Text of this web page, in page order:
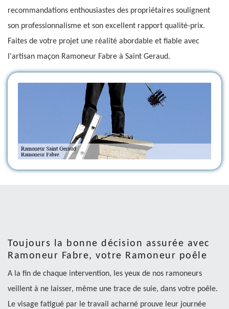
recommandations enthousiastes des propriétaires soulignent
son professionnalisme et son excellent rapport qualité-prix.
Faites de votre projet une réalité abordable et fiable avec
l'artisan maçon Ramoneur Fabre à Saint Geraud.
Toujours la bonne décision assurée avec
Ramoneur Fabre, votre Ramoneur poêle
A la fin de chaque intervention, les yeux de nos ramoneurs
veillent à ne laisser, même une trace de suie, dans votre poêle.
Le visage fatigué par le travail acharné prouve leur journée